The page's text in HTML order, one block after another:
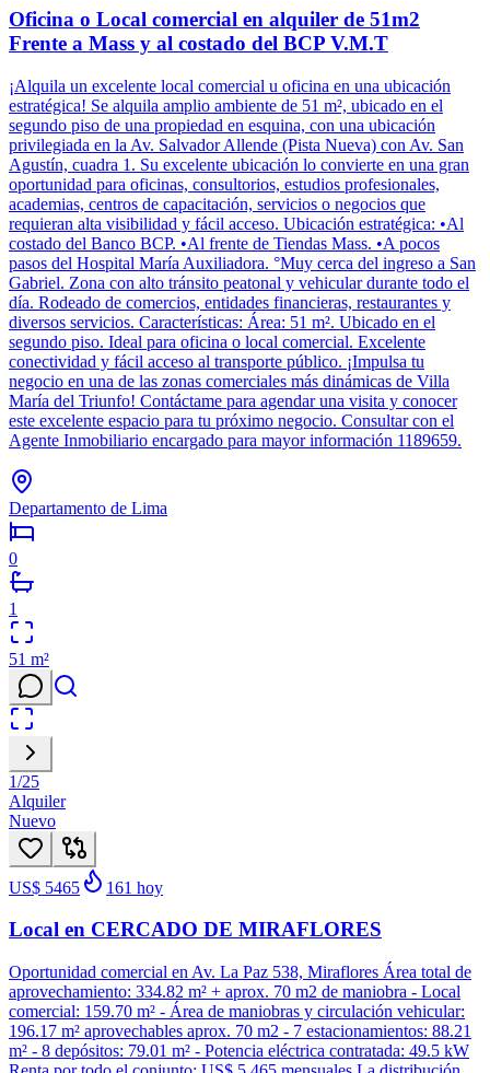
Oficina o Local comercial en alquiler de 51m2
Frente a Mass y al costado del BCP V.M.T
¡Alquila un excelente local comercial u oficina en una ubicación
estratégica! Se alquila amplio ambiente de 51 m², ubicado en el
segundo piso de una propiedad en esquina, con una ubicación
privilegiada en la Av. Salvador Allende (Pista Nueva) con Av. San
Agustín, cuadra 1. Su excelente ubicación lo convierte en una gran
oportunidad para oficinas, consultorios, estudios profesionales,
academias, centros de capacitación, servicios o negocios que
requieran alta visibilidad y fácil acceso. Ubicación estratégica: •Al
costado del Banco BCP. •Al frente de Tiendas Mass. •A pocos
pasos del Hospital María Auxiliadora. °Muy cerca del ingreso a San
Gabriel. Zona con alto tránsito peatonal y vehicular durante todo el
día. Rodeado de comercios, entidades financieras, restaurantes y
diversos servicios. Características: Área: 51 m². Ubicado en el
segundo piso. Ideal para oficina o local comercial. Excelente
conectividad y fácil acceso al transporte público. ¡Impulsa tu
negocio en una de las zonas comerciales más dinámicas de Villa
María del Triunfo! Contáctame para agendar una visita y conocer
este excelente espacio para tu próximo negocio. Consultar con el
Agente Inmobiliario encargado para mayor información 1189659.
Departamento de Lima
0
1
51 m²
1/25
Alquiler
Nuevo
US$ 5465 161 hoy
Local en CERCADO DE MIRAFLORES
Oportunidad comercial en Av. La Paz 538, Miraflores Área total de
aprovechamiento: 334.82 m² + aprox. 70 m2 de maniobra - Local
comercial: 159.70 m² - Área de maniobras y circulación vehicular:
196.17 m² aprovechables aprox. 70 m2 - 7 estacionamientos: 88.21
m² - 8 depósitos: 79.01 m² - Potencia eléctrica contratada: 49.5 kW